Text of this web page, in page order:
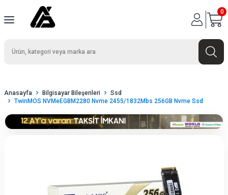
0
Anasayfa Bilgisayar Bileşenleri
Ssd
TwinMOS NVMeEGBM2280 Nvme 2455/1832Mbs 256GB Nvme Ssd